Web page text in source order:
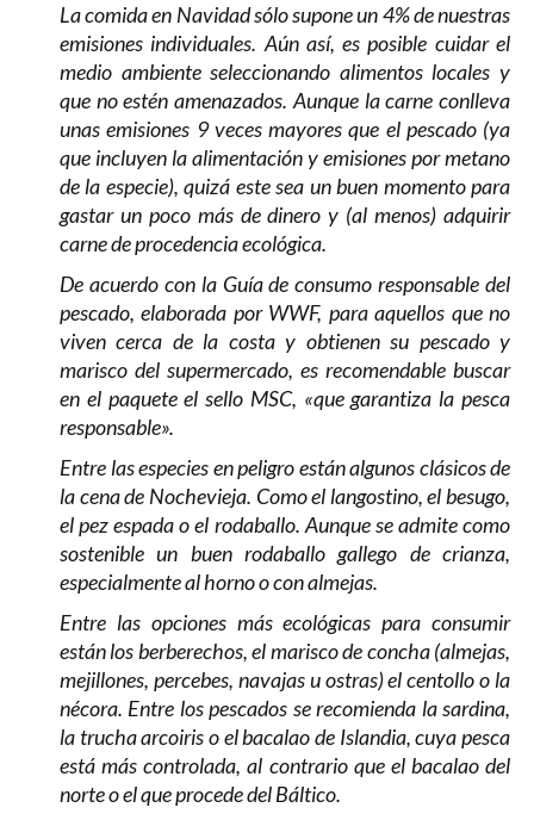
La comida en Navidad sólo supone un 4% de nuestras
emisiones individuales. Aún así, es posible cuidar el
medio ambiente seleccionando alimentos locales y
que no estén amenazados. Aunque la carne conlleva
unas emisiones 9 veces mayores que el pescado (ya
que incluyen la alimentación y emisiones por metano
de la especie), quizá este sea un buen momento para
gastar un poco más de dinero y (al menos) adquirir
carne de procedencia ecológica.
De acuerdo con la Guía de consumo responsable del
pescado, elaborada por WWF, para aquellos que no
viven cerca de la costa y obtienen su pescado y
marisco del supermercado, es recomendable buscar
en el paquete el sello MSC, «que garantiza la pesca
responsable».
Entre las especies en peligro están algunos clásicos de
la cena de Nochevieja. Como el langostino, el besugo,
el pez espada o el rodaballo. Aunque se admite como
sostenible un buen rodaballo gallego de crianza,
especialmente al horno o con almejas.
Entre las opciones más ecológicas para consumir
están los berberechos, el marisco de concha (almejas,
mejillones, percebes, navajas u ostras) el centollo o la
nécora. Entre los pescados se recomienda la sardina,
la trucha arcoiris o el bacalao de Islandia, cuya pesca
está más controlada, al contrario que el bacalao del
norte o el que procede del Báltico.